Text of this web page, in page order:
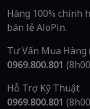
Hàng 100% chính
bán lẻ AloPin.
Tư Vấn Mua
0969.800.801
Hỗ Trợ Kỹ Thuật
0969.800.801